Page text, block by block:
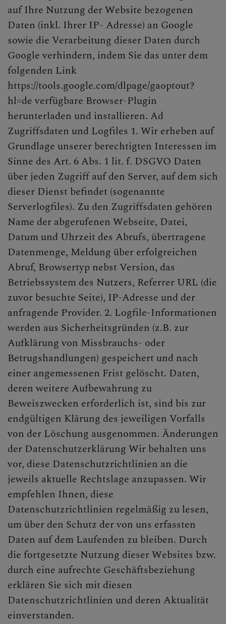
auf Ihre Nutzung der Website bezogenen
Daten (inkl. Ihrer IP- Adresse) an Google
sowie die Verarbeitung dieser Daten durch
Google verhindern, indem Sie das unter dem
folgenden Link
https://tools.google.com/dlpage/gaoptout?
hl=de verfügbare Browser-Plugin
herunterladen und installieren. Ad
Zugriffsdaten und Logfiles 1. Wir erheben auf
Grundlage unserer berechtigten Interessen im
Sinne des Art. 6 Abs. 1 lit. f. DSGVO Daten
über jeden Zugriff auf den Server, auf dem sich
dieser Dienst befindet (sogenannte
Serverlogfiles). Zu den Zugriffsdaten gehören
Name der abgerufenen Webseite, Datei,
Datum und Uhrzeit des Abrufs, übertragene
Datenmenge, Meldung über erfolgreichen
Abruf, Browsertyp nebst Version, das
Betriebssystem des Nutzers, Referrer URL (die
zuvor besuchte Seite), IP-Adresse und der
anfragende Provider. 2. Logfile-Informationen
werden aus Sicherheitsgründen (z.B. zur
Aufklärung von Missbrauchs- oder
Betrugshandlungen) gespeichert und nach
einer angemessenen Frist gelöscht. Daten,
deren weitere Aufbewahrung zu
Beweiszwecken erforderlich ist, sind bis zur
endgültigen Klärung des jeweiligen Vorfalls
von der Löschung ausgenommen. Änderungen
der Datenschutzerklärung Wir behalten uns
vor, diese Datenschutzrichtlinien an die
jeweils aktuelle Rechtslage anzupassen. Wir
empfehlen Ihnen, diese
Datenschutzrichtlinien regelmäßig zu lesen,
um über den Schutz der von uns erfassten
Daten auf dem Laufenden zu bleiben. Durch
die fortgesetzte Nutzung dieser Websites bzw.
durch eine aufrechte Geschäftsbeziehung
erklären Sie sich mit diesen
Datenschutzrichtlinien und deren Aktualität
einverstanden.